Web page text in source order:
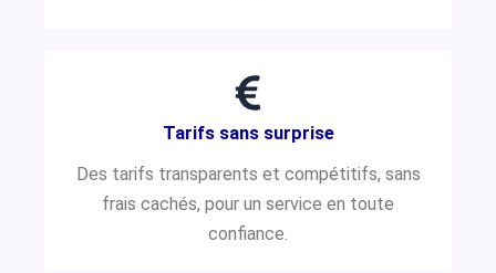
Tarifs sans surprise
Des tarifs transparents et compétitifs, sans
frais cachés, pour un service en toute
confiance.